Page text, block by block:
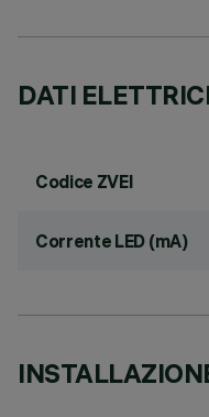
DATI
Codice ZVEI
Corrente LED (mA)